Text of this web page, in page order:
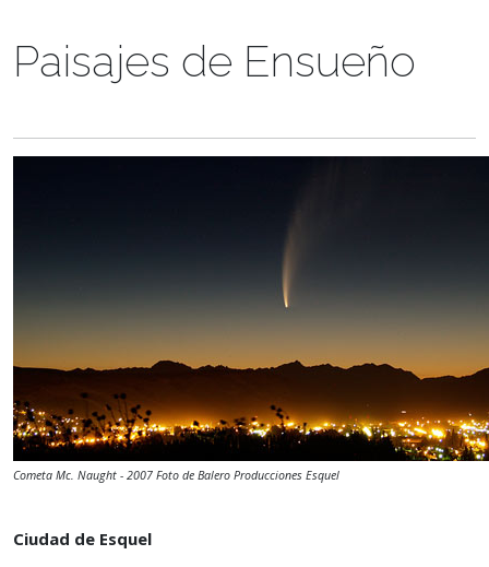
Paisajes de Ensueño
Cometa Mc. Naught - 2007 Foto de Balero Producciones Esquel
Ciudad de Esquel